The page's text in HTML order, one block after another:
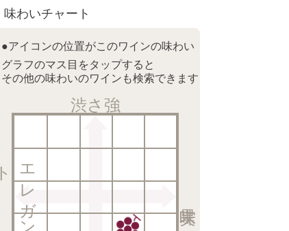
味わいチャート
●アイコンの位置がこのワインの味わい
グラフのマス目をタップすると
その他の味わいのワインも検索できます
渋さ強
エ
レ
ガ
ン
ト